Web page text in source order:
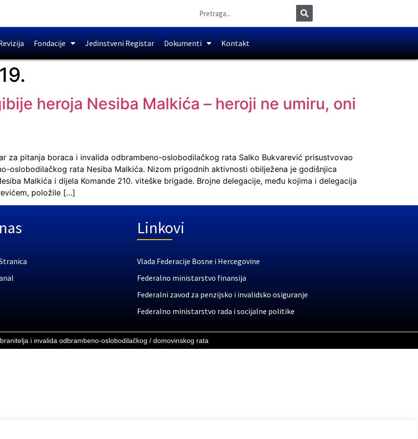
Fondacije Jedinstveni Registar Dokumenti Kontakt
heroja Nesiba Malkića – heroji ne umiru, oni
za pitanja boraca i invalida odbrambeno-oslobodilačkog rata Salko Bukvarević prisustvovao
oslobodilačkog rata Nesiba Malkića. Nizom prigodnih aktivnosti obilježena je godišnjica
Malkića i dijela Komande 210. viteške brigade. Brojne delegacije, među kojima i delegacija
položile […]
Linkovi
Vlada Federacije Bosne i Hercegovine
Federalno ministarstvo finansija
Federalni zavod za penzijsko i invalidsko osiguranje
Federalno ministarstvo rada i socijalne politike
i invalida odbrambeno-oslobodilačkog / domovinskog rata